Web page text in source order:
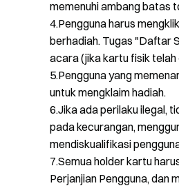
memenuhi ambang batas
4.Pengguna harus
berhadiah. Tugas "Daftar
acara (jika kartu fisik telah
5.Pengguna yang
untuk mengklaim hadiah.
6.Jika ada perilaku ilegal,
pada kecurangan,
mendiskualifikasi
7.Semua holder kartu
Perjanjian Pengguna, dan